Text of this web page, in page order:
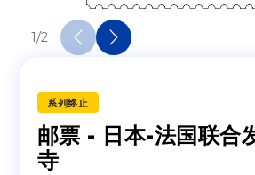
1/2
系列终止
邮票 - 日本-法国联合
寺